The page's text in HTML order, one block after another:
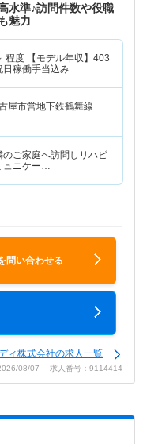
水準♪訪問件数や役職
魅力
程度 【モデル年収】 403
稼働手当込み
屋市営地下鉄鶴舞線
ご家庭へ訪問しリハビ
ュニケー…
問い合わせる
ィ株式会社の求人一覧
08/07 求人番号：9114414